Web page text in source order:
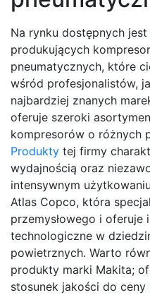
Na rynku dostępnych
produkujących
pneumatycznych, które
wśród profesjonalistów,
najbardziej znanych
oferuje szeroki
kompresorów o różnych
Produkty tej firmy
wydajnością oraz
intensywnym
Atlas Copco, która
przemysłowego i oferuje
technologiczne w
powietrznych. Warto
produkty marki Makita;
stosunek jakości do